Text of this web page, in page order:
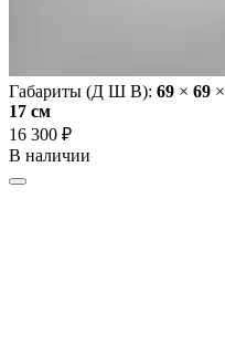
Габариты (Д Ш В): 69 × 69 ×
17 cм
16 300 ₽
В наличии